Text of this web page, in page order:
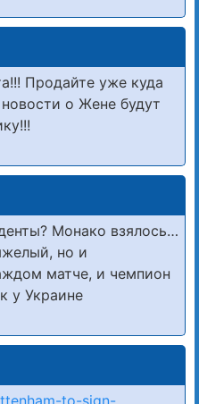
Продайте уже куда
о Жене будут
Монако взялось…
но и
матче, и чемпион
у Украине
to-sign-